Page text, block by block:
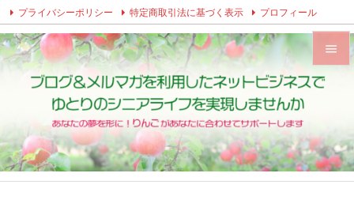


サイド

前へ
プライバシーポリシー 特定商取引法に基づく表示 プロフィール
Twitter Facebook Instagram